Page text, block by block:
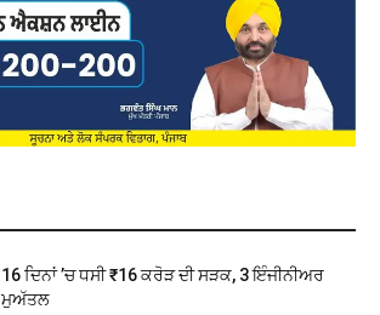
16 ਦਿਨਾਂ ’ਚ ਧਸੀ ₹16 ਕਰੋੜ ਦੀ ਸੜਕ, 3 ਇੰਜੀਨੀਅਰ
ਮੁਅੱਤਲ